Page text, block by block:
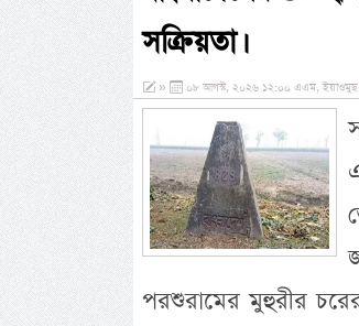
সক্রিয়তা।
» ০৮ আগস্ট, ২০২৬ ১২:০০ এএম, ইয়াওমুছ
পরশুরামের মুহুরীর